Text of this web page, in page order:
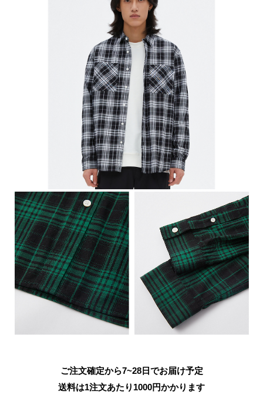
ご注文確定から7~28日でお届け予定
送料は1注文あたり 1000円かかります